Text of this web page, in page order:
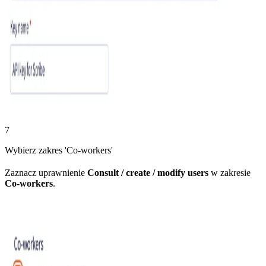
7
Wybierz zakres 'Co-workers'
Zaznacz uprawnienie Consult / create / modify users w zakresie
Co-workers.